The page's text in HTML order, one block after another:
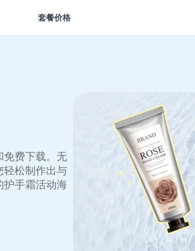
套餐价格
免费下载。无
轻松制作出与
护手霜活动海